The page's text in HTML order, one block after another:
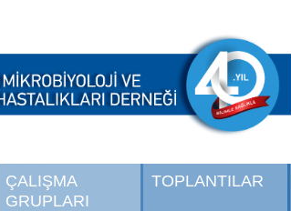
ÇALIŞMA
GRUPLARI
TOPLANTILAR